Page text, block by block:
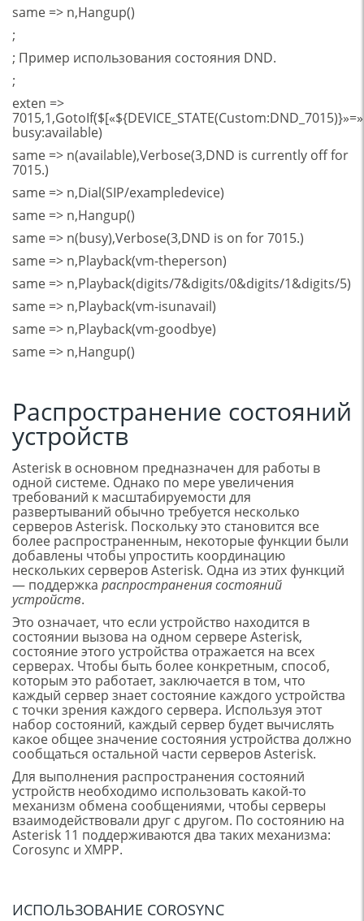
same => n,Hangup()
;
; Пример использования состояния DND.
;
exten =>
busy:available)
same => n(available),Verbose(3,DND is currently off for
7015.)
same => n,Dial(SIP/exampledevice)
same => n,Hangup()
same => n(busy),Verbose(3,DND is on for 7015.)
same => n,Playback(vm-theperson)
same => n,Playback(digits/7&digits/0&digits/1&digits/5)
same => n,Playback(vm-isunavail)
same => n,Playback(vm-goodbye)
same => n,Hangup()
Распространение состояний
устройств
Asterisk в основном предназначен для работы в
одной системе. Однако по мере увеличения
требований к масштабируемости для
развертываний обычно требуется несколько
серверов Asterisk. Поскольку это становится все
более распространенным, некоторые функции были
добавлены чтобы упростить координацию
нескольких серверов Asterisk. Одна из этих функций
— поддержка распространения состояний
устройств.
Это означает, что если устройство находится в
состоянии вызова на одном сервере Asterisk,
состояние этого устройства отражается на всех
серверах. Чтобы быть более конкретным, способ,
которым это работает, заключается в том, что
каждый сервер знает состояние каждого устройства
с точки зрения каждого сервера. Используя этот
набор состояний, каждый сервер будет вычислять
какое общее значение состояния устройства должно
сообщаться остальной части серверов Asterisk.
Для выполнения распространения состояний
устройств необходимо использовать какой-то
механизм обмена сообщениями, чтобы серверы
взаимодействовали друг с другом. По состоянию на
Asterisk 11 поддерживаются два таких механизма:
Corosync и XMPP.
ИСПОЛЬЗОВАНИЕ COROSYNC